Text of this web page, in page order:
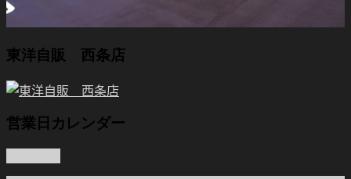
東洋自販 西条店
営業日カレンダー